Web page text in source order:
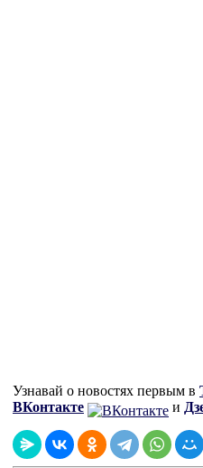
Узнавай о новостях первым в
ВКонтакте
и